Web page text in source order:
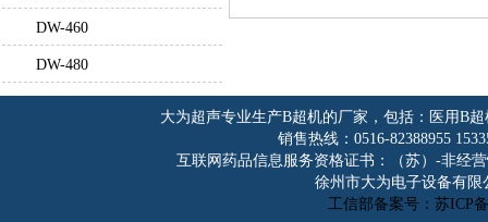
DW-460
DW-480
大为超声专业生产B超机的厂家，包括： 医用B
销售热线：0516-82388955
互联网药品信息服务资格证书：（苏）-非经营
徐州市大为电子设备有限
工信部备案号：苏ICP